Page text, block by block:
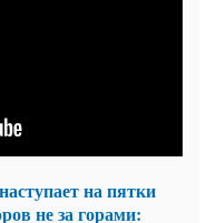
на пятки
не за горами: